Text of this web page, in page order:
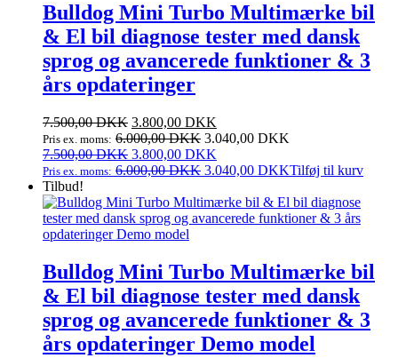
Bulldog Mini Turbo Multimærke bil
& El bil diagnose tester med dansk
sprog og avancerede funktioner & 3
års opdateringer
7.500,00DKK Den
oprindelige
pris
var:
3.800,00 DKK
aktuelle
er:
Pris ex. moms: 6.000,00DKK 3.040,00 DKK
7.500,00DKK Den
oprindelige
var:
7.500,00 DKK.
3.800,00 DKK
aktuelle
er:
3.800,00 DKK.
Pris ex. moms: 6.000,00DKK 3.040,00 DKKTilføj til kurv
Tilbud!
Bulldog Mini Turbo Multimærke bil
& El bil diagnose tester med dansk
sprog og avancerede funktioner & 3
års opdateringer Demo model